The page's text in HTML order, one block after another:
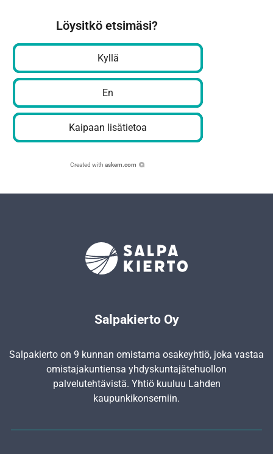
Löysitkö etsimäsi?
Kyllä
En
Kaipaan lisätietoa
Created with askem.com
Salpakierto Oy
Salpakierto on 9 kunnan omistama osakeyhtiö, joka vastaa
omistajakuntiensa yhdyskunta­jätehuollon
palvelutehtävistä. Yhtiö kuuluu Lahden
kaupunkikonserniin.